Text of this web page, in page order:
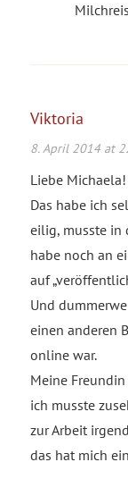
Viktoria
8. April 2014 at
Liebe Michaela!
Das habe ich
eilig, musste in
habe noch an
auf
Und
einen anderen
online war.
Meine
ich musste
zur Arbeit
das hat mich